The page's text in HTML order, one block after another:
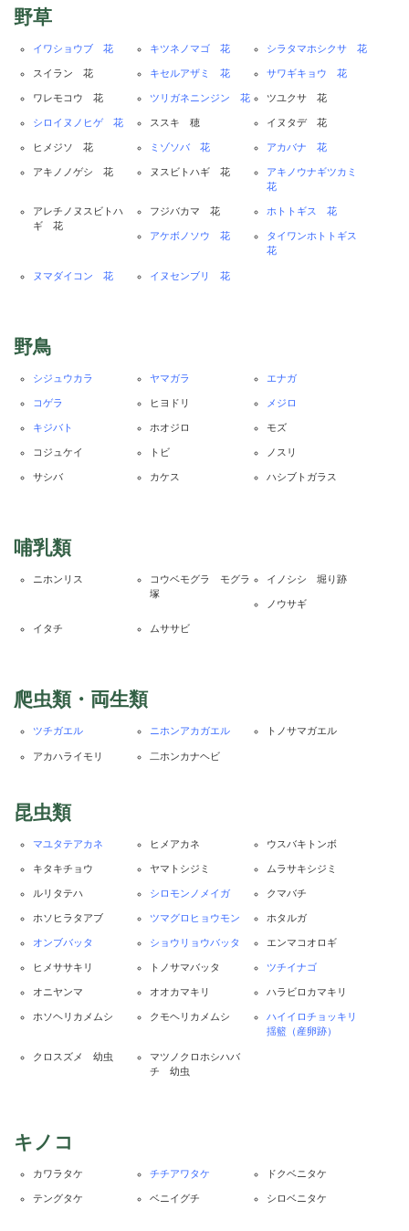
野草
イワショウブ 花 キツネノマゴ 花 シラタマホシクサ 花
スイラン 花 キセルアザミ 花 サワギキョウ 花
ワレモコウ 花 ツリガネニンジン 花 ツユクサ 花
シロイヌノヒゲ 花 ススキ 穂 イヌタデ 花
ヒメジソ 花 ミゾソバ 花 アカバナ 花
アキノノゲシ 花 ヌスビトハギ 花
アキノウナギツカミ
花
アレチノヌスビトハ
ギ 花
フジバカマ 花 ホトトギス 花
アケボノソウ 花
タイワンホトトギス
花
ヌマダイコン 花 イヌセンブリ 花
野鳥
シジュウカラ ヤマガラ エナガ
コゲラ ヒヨドリ メジロ
キジバト ホオジロ モズ
コジュケイ トビ ノスリ
サシバ カケス ハシブトガラス
哺乳類
ニホンリス
コウベモグラ モグラ
塚
イノシシ 堀り跡
ノウサギ
イタチ ムササビ
爬虫類・両生類
ツチガエル ニホンアカガエル トノサマガエル
アカハライモリ 二ホンカナヘビ
昆虫類
マユタテアカネ ヒメアカネ ウスバキトンボ
キタキチョウ ヤマトシジミ ムラサキシジミ
ルリタテハ シロモンノメイガ クマバチ
ホソヒラタアブ ツマグロヒョウモン ホタルガ
オンブバッタ ショウリョウバッタ エンマコオロギ
ヒメササキリ トノサマバッタ ツチイナゴ
オニヤンマ オオカマキリ ハラビロカマキリ
ホソヘリカメムシ クモヘリカメムシ
ハイイロチョッキリ
揺籃（産卵跡）
クロスズメ 幼虫
マツノクロホシハバ
チ 幼虫
キノコ
カワラタケ チチアワタケ ドクベニタケ
テングタケ ベニイグチ シロベニタケ